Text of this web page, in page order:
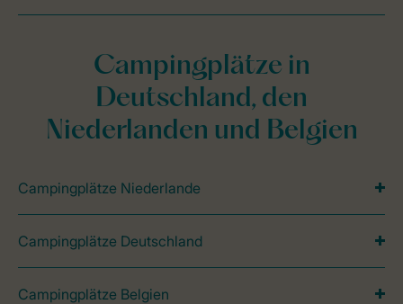
Campingplätze in
Deutschland, den
Niederlanden und Belgien
Campingplätze Niederlande
Campingplätze Deutschland
Campingplätze Belgien